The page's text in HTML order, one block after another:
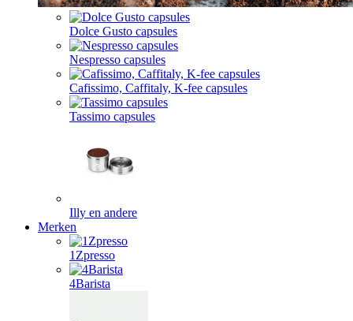
Dolce Gusto capsules
Nespresso capsules
Cafissimo, Caffitaly, K-fee capsules
Tassimo capsules
Illy en andere
Merken
1Zpresso
4Barista